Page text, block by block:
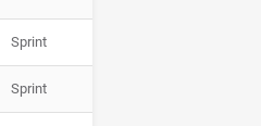
Sprint
Sprint